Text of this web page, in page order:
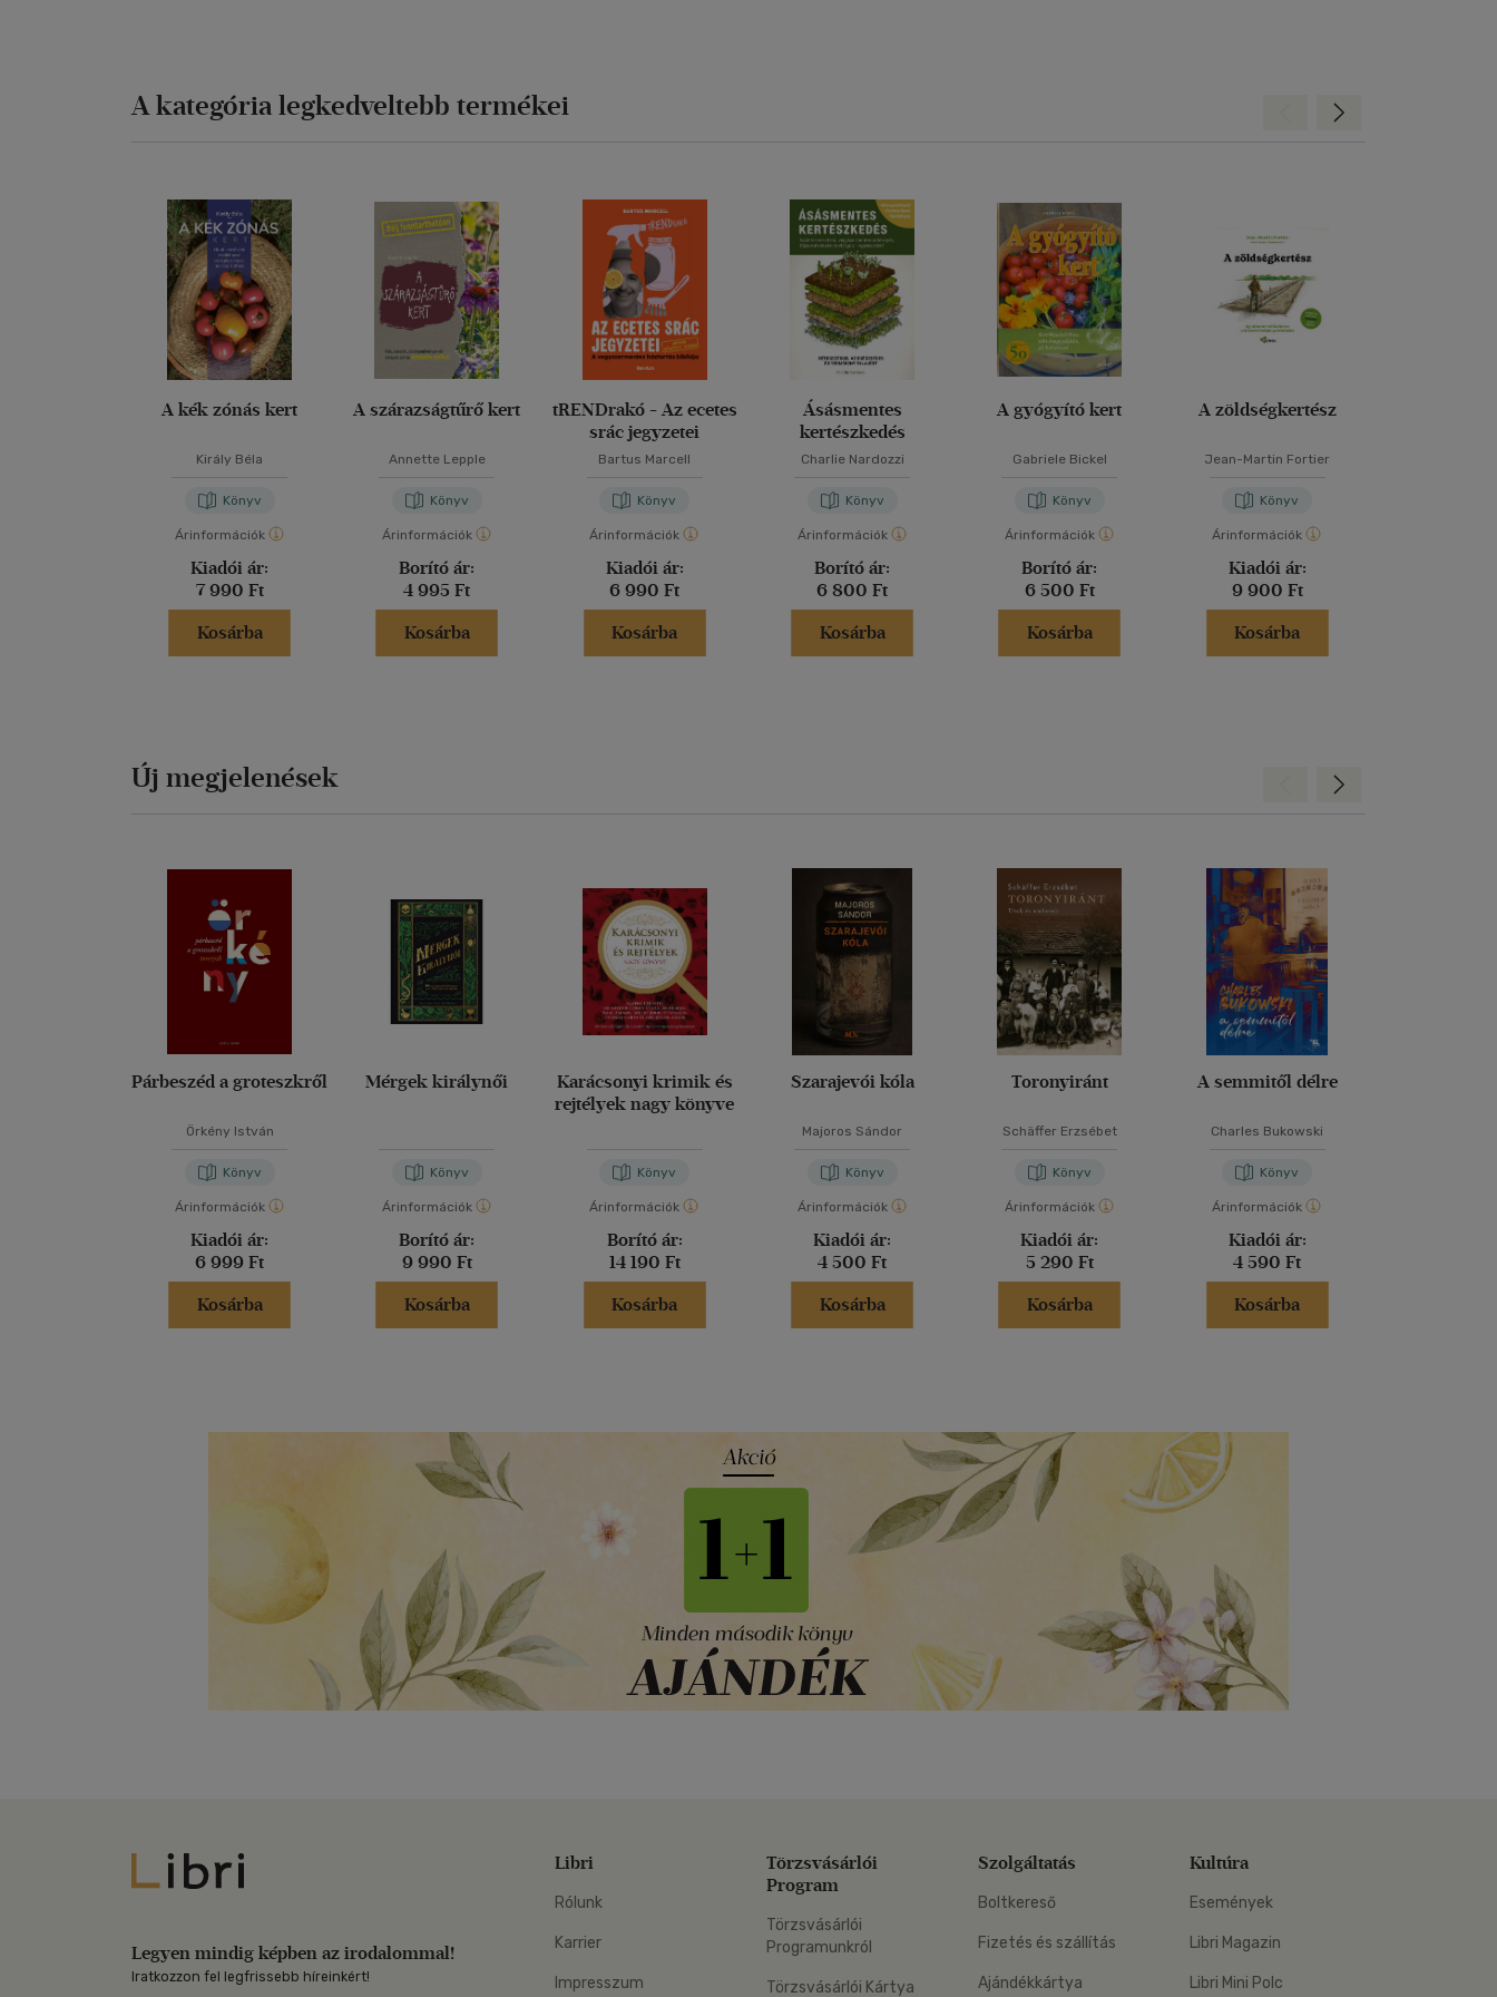
A kategória legkedveltebb termékei
A kék zónás kert
Király Béla
Könyv
Árinformációk
Kiadói ár:
7 990 Ft
Kosárba
A szárazságtűrő kert
Annette Lepple
Könyv
Árinformációk
Borító ár:
4 995 Ft
Kosárba
tRENDrakó - Az ecetes
srác jegyzetei
Bartus Marcell
Könyv
Árinformációk
Kiadói ár:
6 990 Ft
Kosárba
Ásásmentes
kertészkedés
Charlie Nardozzi
Könyv
Árinformációk
Borító ár:
6 800 Ft
Kosárba
A gyógyító kert
Gabriele Bickel
Könyv
Árinformációk
Borító ár:
6 500 Ft
Kosárba
A zöldségkertész
Jean-Martin Fortier
Könyv
Árinformációk
Kiadói ár:
9 900 Ft
Kosárba
Előre
Új megjelenések
Párbeszéd a groteszkről
Örkény István
Könyv
Árinformációk
Kiadói ár:
6 999 Ft
Kosárba
Mérgek királynői
Könyv
Árinformációk
Borító ár:
9 990 Ft
Kosárba
Karácsonyi krimik és
rejtélyek nagy könyve
Könyv
Árinformációk
Borító ár:
14 190 Ft
Kosárba
Szarajevói kóla
Majoros Sándor
Könyv
Árinformációk
Kiadói ár:
4 500 Ft
Kosárba
Toronyiránt
Schäffer Erzsébet
Könyv
Árinformációk
Kiadói ár:
5 290 Ft
Kosárba
A semmitől délre
Charles Bukowski
Könyv
Árinformációk
Kiadói ár:
4 590 Ft
Kosárba
Előre
Libri
Legyen mindig képben az irodalommal!
Iratkozzon fel legfrissebb híreinkért!
Libri
Rólunk
Karrier
Impresszum
Törzsvásárlói
Program
Törzsvásárlói
Programunkról
Törzsvásárlói Kártya
Szolgáltatás
Boltkereső
Fizetés és szállítás
Ajándékkártya
Kultúra
Események
Libri Magazin
Libri Mini Polc